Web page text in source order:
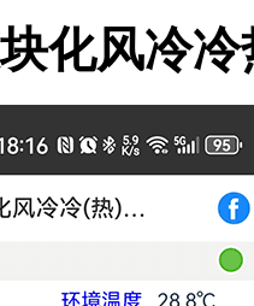
化风冷